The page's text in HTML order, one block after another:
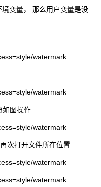
变量， 那么用户变量是没
如图操作
次打开文件所在位置